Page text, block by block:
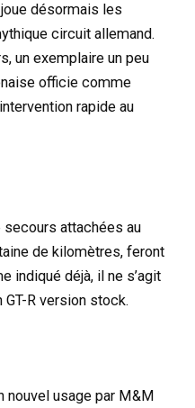
désormais les
circuit allemand.
un exemplaire un peu
officie comme
rapide au
attachées au
de kilomètres, feront
indiqué déjà, il ne s’agit
R version stock.
nouvel usage par M&M